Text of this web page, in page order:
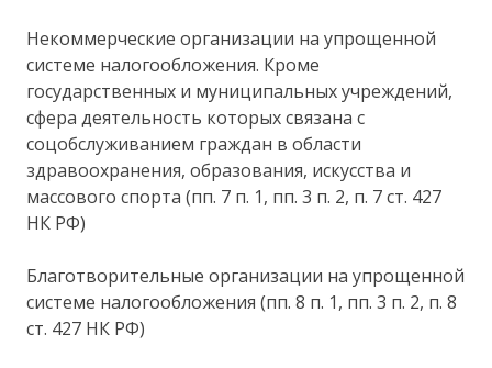
Некоммерческие организации на упрощенной
системе налогообложения. Кроме
государственных и муниципальных учреждений,
сфера деятельность которых связана с
соцобслуживанием граждан в области
здравоохранения, образования, искусства и
массового спорта (пп. 7 п. 1, пп. 3 п. 2, п. 7 ст. 427
НК РФ)
Благотворительные организации на упрощенной
системе налогообложения (пп. 8 п. 1, пп. 3 п. 2, п. 8
ст. 427 НК РФ)